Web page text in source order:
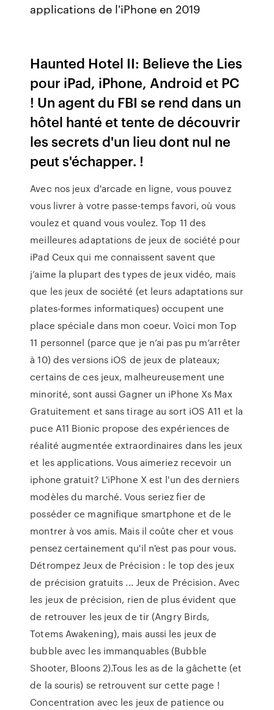
applications de l'iPhone en 2019
Haunted Hotel II: Believe the Lies
pour iPad, iPhone, Android et PC
! Un agent du FBI se rend dans un
hôtel hanté et tente de découvrir
les secrets d'un lieu dont nul ne
peut s'échapper. !
Avec nos jeux d'arcade en ligne, vous pouvez
vous livrer à votre passe-temps favori, où vous
voulez et quand vous voulez. Top 11 des
meilleures adaptations de jeux de société pour
iPad Ceux qui me connaissent savent que
j’aime la plupart des types de jeux vidéo, mais
que les jeux de société (et leurs adaptations sur
plates-formes informatiques) occupent une
place spéciale dans mon coeur. Voici mon Top
11 personnel (parce que je n’ai pas pu m’arrêter
à 10) des versions iOS de jeux de plateaux;
certains de ces jeux, malheureusement une
minorité, sont aussi Gagner un iPhone Xs Max
Gratuitement et sans tirage au sort iOS A11 et la
puce A11 Bionic propose des expériences de
réalité augmentée extraordinaires dans les jeux
et les applications. Vous aimeriez recevoir un
iphone gratuit? L'iPhone X est l'un des derniers
modèles du marché. Vous seriez fier de
posséder ce magnifique smartphone et de le
montrer à vos amis. Mais il coûte cher et vous
pensez certainement qu'il n'est pas pour vous.
Détrompez Jeux de Précision : le top des jeux
de précision gratuits ... Jeux de Précision. Avec
les jeux de précision, rien de plus évident que
de retrouver les jeux de tir (Angry Birds,
Totems Awakening), mais aussi les jeux de
bubble avec les immanquables (Bubble
Shooter, Bloons 2).Tous les as de la gâchette (et
de la souris) se retrouvent sur cette page !
Concentration avec les jeux de patience ou